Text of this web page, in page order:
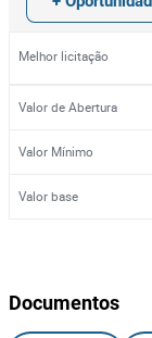
Melhor licitação
Valor de Abertura
Valor Mínimo
Valor base
Documentos